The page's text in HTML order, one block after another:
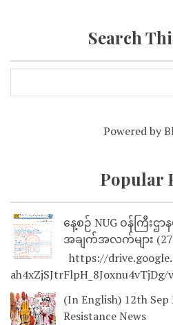
Search
Powered by
Popular
နေ့စဉ် NUG ဝန်ကြီး
အချက်အလက်များ
https://
ah4xZjSJtrFlpH_8Joxnu4vTjDg/
(In English) 12th
Resistance News